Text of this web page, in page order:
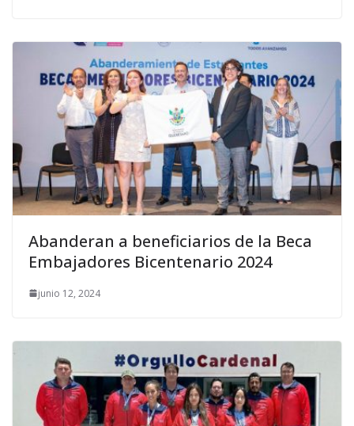
Abanderan a beneficiarios de la Beca
Embajadores Bicentenario 2024
junio 12, 2024